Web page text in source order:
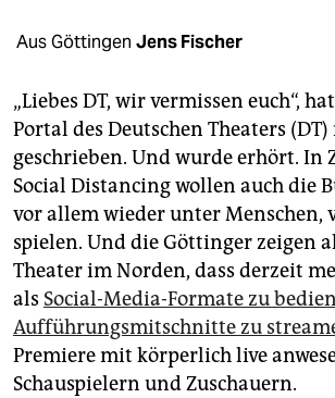
shop
fragen & hilfe
unterstützen
abo
genossenschaft
epaper login
Aus Göttingen Jens Fischer
„Liebes DT, wir vermissen euch“,
Portal des Deutschen Theaters
geschrieben. Und wurde erhört. In
Social Distancing wollen auch die
vor allem wieder unter Menschen,
spielen. Und die Göttinger zeigen
Theater im Norden, dass derzeit
als Social-Media-Formate zu
Aufführungsmitschnitte zu
Premiere mit körperlich live
Schauspielern und Zuschauern.